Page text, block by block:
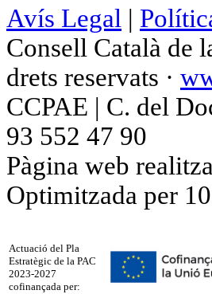
Avís Legal |
Consell Català de
drets reservats ·
CCPAE | C. del
93 552 47 90
Pàgina web
Optimitzada per
Actuació del Pla
Estratègic de la PAC
2023-2027
cofinançada per: